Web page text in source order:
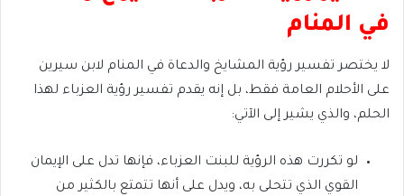
في المنام
لا يختصر تفسير رؤية المشايخ والدعاة في المنام لابن سيرين
على الأحلام العامة فقط، بل إنه يقدم تفسير رؤية العزباء لهذا
الحلم، والذي يشير إلى الآتي:
لو تكررت هذه الرؤية للبنت العزباء، فإنها تدل على الإيمان
القوي الذي تتحلى به، ويدل على أنها تتمتع بالكثير من